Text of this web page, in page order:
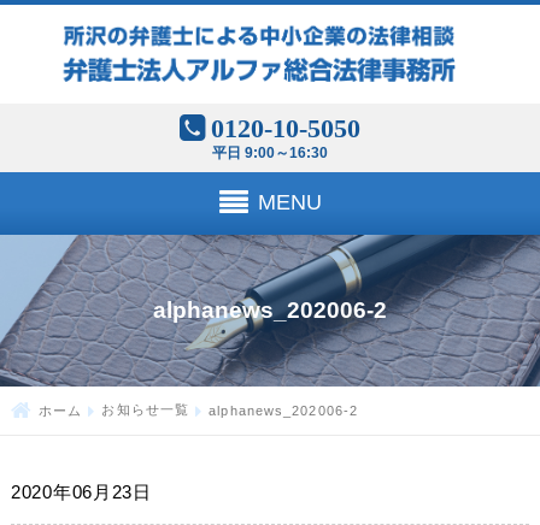
0120-10-5050
平日 9:00～16:30
MENU
alphanews_202006-2
ホーム お知らせ一覧 alphanews_202006-2
2020年06月23日